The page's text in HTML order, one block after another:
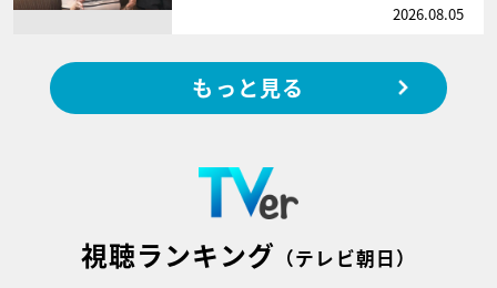
2026.08.05
もっと見る
視聴ランキング （テレビ朝日）